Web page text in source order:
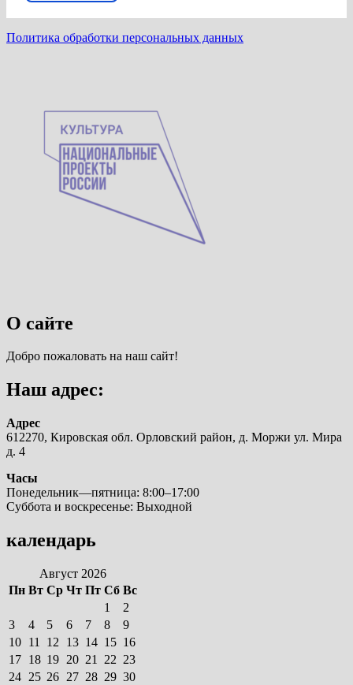
Политика обработки персональных данных
О сайте
Добро пожаловать на наш сайт!
Наш адрес:
Адрес
612270, Кировская обл. Орловский район, д. Моржи ул. Мира
д. 4
Часы
Понедельник—пятница: 8:00–17:00
Суббота и воскресенье: Выходной
календарь
Август 2026
Пн Вт Ср Чт Пт Сб Вс
1
2
3
4 5 6 7 8
9
10 11 12 13 14 15 16
17 18 19 20 21 22 23
24 25 26 27 28 29 30